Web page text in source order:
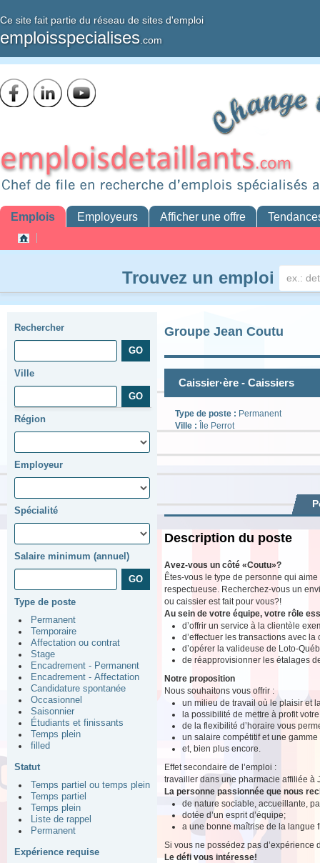
Ce site fait partie du réseau de sites d'emploi
emploisspecialises .com
Emplois Employeurs Afficher une offre
Trouvez un emploi
Rechercher
Ville
Région
Employeur
Spécialité
Salaire minimum (annuel)
Type de poste
Permanent
Temporaire
Affectation ou contrat
Stage
Encadrement - Permanent
Encadrement - Affectation
Candidature spontanée
Occasionnel
Saisonnier
Étudiants et finissants
Temps plein
filled
Statut
Temps partiel ou temps plein
Temps partiel
Temps plein
Liste de rappel
Permanent
Expérience requise
Groupe Jean Coutu
Caissier·ère - Caissiers
Type de poste : Permanent
Ville :
Île Perrot
Description du poste
Avez-vous un côté «Coutu»?
Êtes-vous le type de personne qui
respectueuse. Recherchez-vous un
ou caissier est fait pour vous?!
Au sein de votre équipe, votre rôle
d’offrir un service à la clientèle
d’effectuer les transactions avec la
d’opérer la valideuse de Loto-
de réapprovisionner les étalages
Notre proposition
Nous souhaitons vous offrir :
un milieu de travail où le plaisir et
la possibilité de mettre à profit
de la flexibilité d’horaire vous
un salaire compétitif et une gamme
et, bien plus encore.
Effet secondaire de l’emploi :
travailler dans une pharmacie affiliée à
La personne passionnée que nous
de nature sociable, accueillante,
dotée d’un esprit d’équipe;
a une bonne maîtrise de la langue
Si vous ne possédez pas d’expérience
Le défi vous intéresse!